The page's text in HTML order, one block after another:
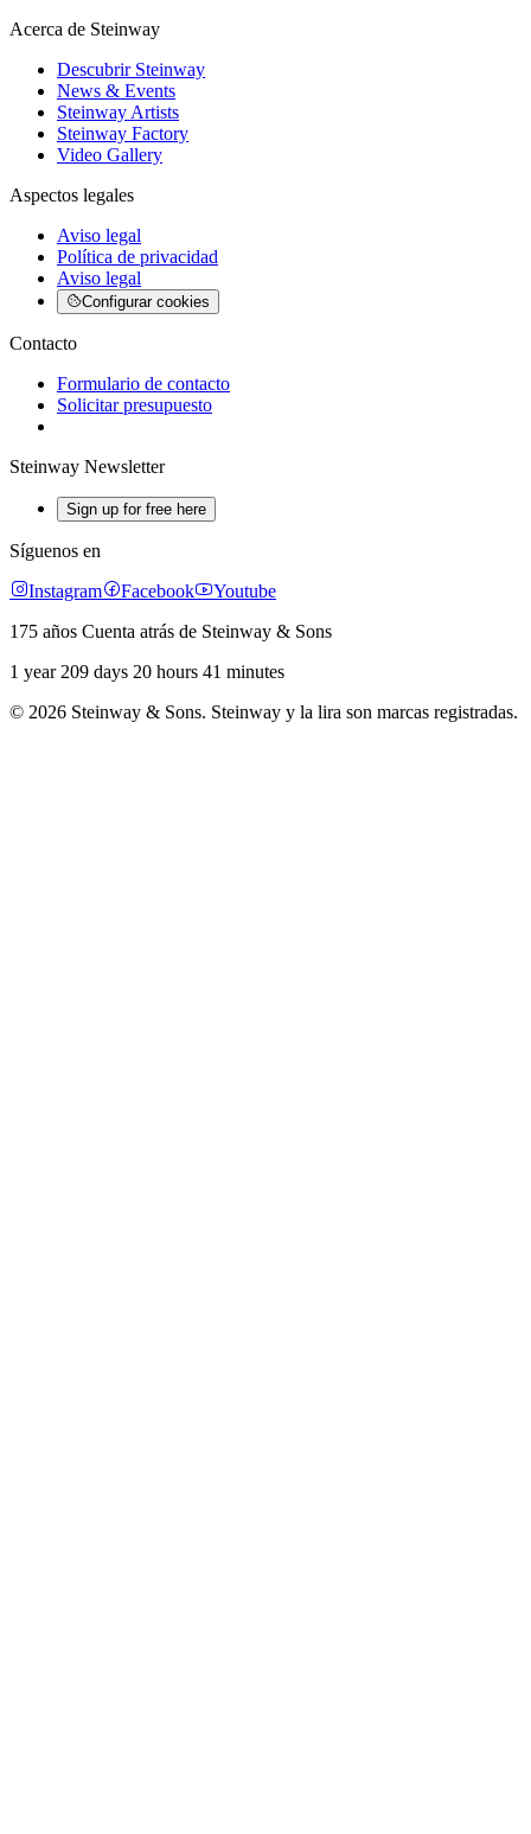
Acerca de Steinway
Descubrir Steinway
News & Events
Steinway Artists
Steinway Factory
Video Gallery
Aspectos legales
Aviso legal
Política de privacidad
Aviso legal
Configurar cookies
Contacto
Formulario de contacto
Solicitar presupuesto
Steinway Newsletter
Sign up for free here
Síguenos en
Instagram
Facebook
Youtube
175 años Cuenta atrás de Steinway & Sons
1 year 209 days 20 hours 41 minutes
© 2026 Steinway & Sons. Steinway y la lira son marcas registradas.